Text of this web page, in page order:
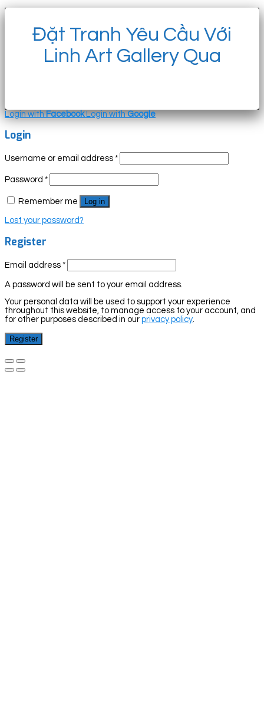
Đặt Tranh Yêu Cầu Với
Linh Art Gallery Qua
Login withFacebook Login withGoogle
Login
Username or email address *
Password *
Remember me Log in
Lost your password?
Register
Email address *
A password will be sent to your email address.
Your personal data will be used to support your experience
throughout this website, to manage access to your account, and
for other purposes described in our privacy policy.
Register